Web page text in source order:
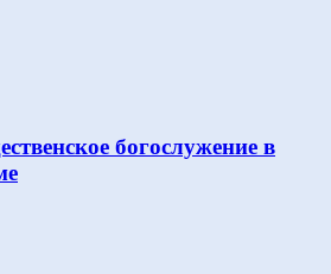
богослужение в